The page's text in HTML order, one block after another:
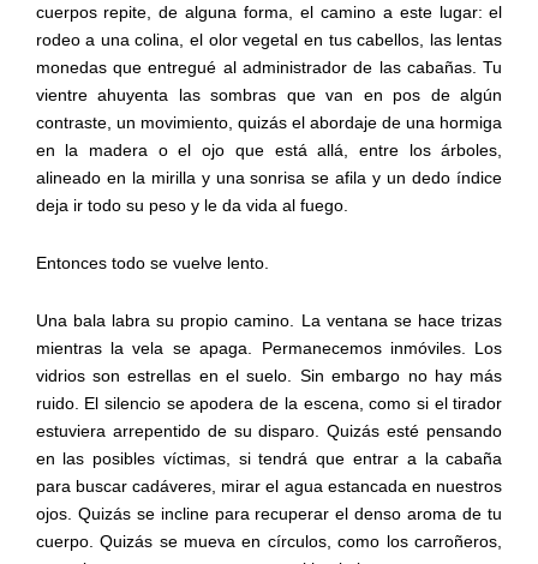
cuerpos repite, de alguna forma, el camino a este lugar: el
rodeo a una colina, el olor vegetal en tus cabellos, las lentas
monedas que entregué al administrador de las cabañas. Tu
vientre ahuyenta las sombras que van en pos de algún
contraste, un movimiento, quizás el abordaje de una hormiga
en la madera o el ojo que está allá, entre los árboles,
alineado en la mirilla y una sonrisa se afila y un dedo índice
deja ir todo su peso y le da vida al fuego.
Entonces todo se vuelve lento.
Una bala labra su propio camino. La ventana se hace trizas
mientras la vela se apaga. Permanecemos inmóviles. Los
vidrios son estrellas en el suelo. Sin embargo no hay más
ruido. El silencio se apodera de la escena, como si el tirador
estuviera arrepentido de su disparo. Quizás esté pensando
en las posibles víctimas, si tendrá que entrar a la cabaña
para buscar cadáveres, mirar el agua estancada en nuestros
ojos. Quizás se incline para recuperar el denso aroma de tu
cuerpo. Quizás se mueva en círculos, como los carroñeros,